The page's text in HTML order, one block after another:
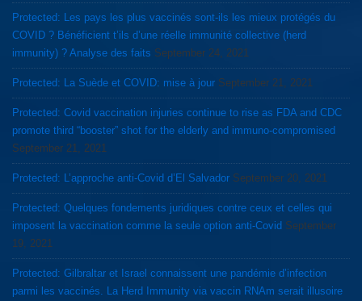
Protected: Les pays les plus vaccinés sont-ils les mieux protégés du
COVID ? Bénéficient t’ils d’une réelle immunité collective (herd
immunity) ? Analyse des faits September 24, 2021
Protected: La Suède et COVID: mise à jour September 21, 2021
Protected: Covid vaccination injuries continue to rise as FDA and CDC
promote third “booster” shot for the elderly and immuno-compromised
September 21, 2021
Protected: L’approche anti-Covid d’El Salvador September 20, 2021
Protected: Quelques fondements juridiques contre ceux et celles qui
imposent la vaccination comme la seule option anti-Covid September
19, 2021
Protected: Gilbraltar et Israel connaissent une pandémie d’infection
parmi les vaccinés. La Herd Immunity via vaccin RNAm serait illusoire